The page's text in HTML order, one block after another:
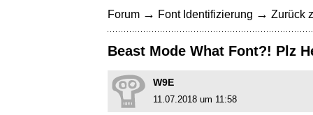
Forum → Font Identifizierung → Zurück
Beast Mode What Font?! Plz
W9E
11.07.2018 um 11:58